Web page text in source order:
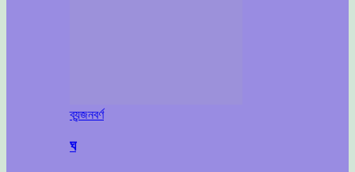
ব্যন্জনবর্ণ
ঘ